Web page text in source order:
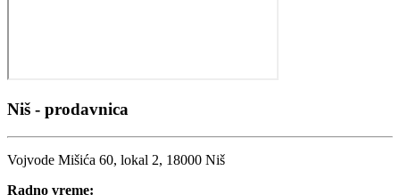
Niš - prodavnica
Vojvode Mišića 60, lokal 2, 18000 Niš
Radno vreme: